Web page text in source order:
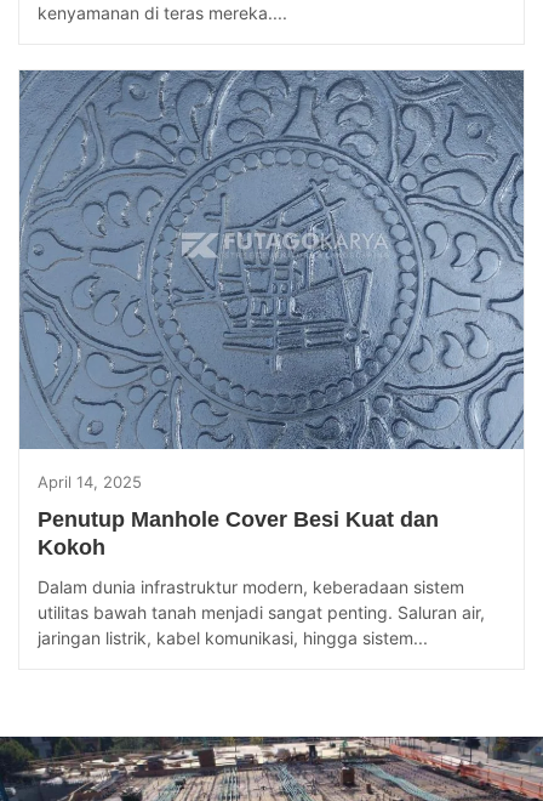
kenyamanan di teras mereka....
April 14, 2025
Penutup Manhole Cover Besi Kuat dan
Kokoh
Dalam dunia infrastruktur modern, keberadaan sistem
utilitas bawah tanah menjadi sangat penting. Saluran air,
jaringan listrik, kabel komunikasi, hingga sistem...